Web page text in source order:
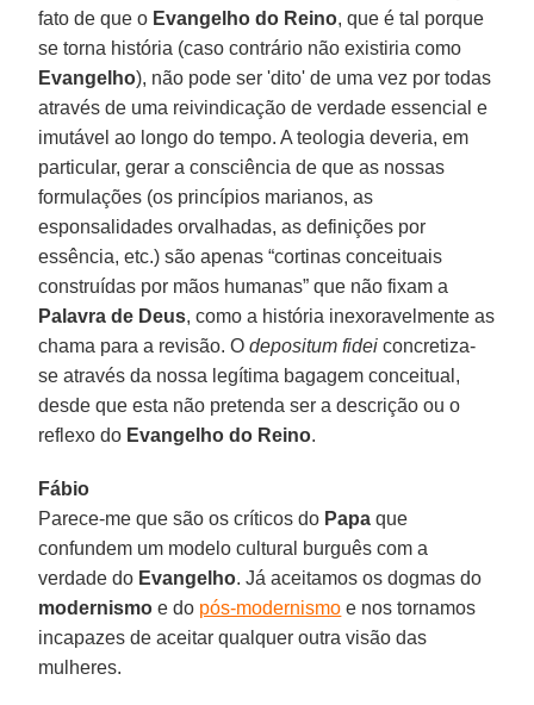
fato de que o Evangelho do Reino, que é tal porque
se torna história (caso contrário não existiria como
Evangelho), não pode ser 'dito' de uma vez por todas
através de uma reivindicação de verdade essencial e
imutável ao longo do tempo. A teologia deveria, em
particular, gerar a consciência de que as nossas
formulações (os princípios marianos, as
esponsalidades orvalhadas, as definições por
essência, etc.) são apenas “cortinas conceituais
construídas por mãos humanas” que não fixam a
Palavra de Deus, como a história inexoravelmente as
chama para a revisão. Odepositum fidei concretiza-
se através da nossa legítima bagagem conceitual,
desde que esta não pretenda ser a descrição ou o
reflexo do Evangelho do Reino.
Fábio
Parece-me que são os críticos do Papa que
confundem um modelo cultural burguês com a
verdade do Evangelho. Já aceitamos os dogmas do
modernismo e do pós-modernismo e nos tornamos
incapazes de aceitar qualquer outra visão das
mulheres.